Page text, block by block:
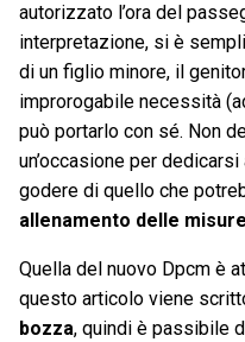
autorizzato l’ora del
interpretazione, si è
di un figlio minore, il
improrogabile necessità
può portarlo con sé. Non
un’occasione per
godere di quello che
allenamento delle
Quella del nuovo Dpcm è
questo articolo viene
bozza, quindi è passibile